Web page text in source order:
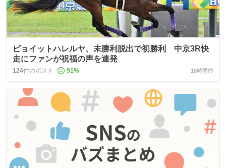
ピョイットハレルヤ、未勝利脱出で初勝利 中京3R快
走にファンが祝福の声を連発
124件のポスト 91% 18時間前